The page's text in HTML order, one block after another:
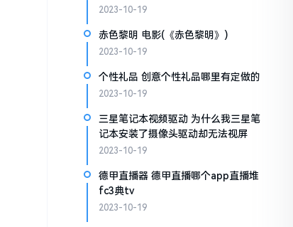
2023-10-19
赤色黎明 电影(《赤色黎明》)
2023-10-19
个性礼品 创意个性礼品哪里有定做的
2023-10-19
三星笔记本视频驱动 为什么我三星笔
记本安装了摄像头驱动却无法视屏
2023-10-19
德甲直播器 德甲直播哪个app直播堆
fc3典tv
2023-10-19